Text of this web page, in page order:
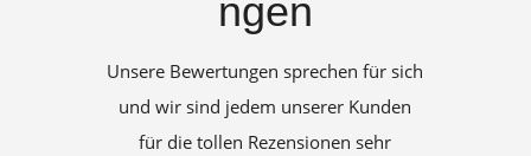
ngen
Unsere Bewertungen sprechen für sich
und wir sind jedem unserer Kunden
für die tollen Rezensionen sehr